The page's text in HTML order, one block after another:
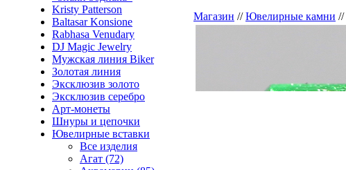
Kristy Patterson
Baltasar Konsione
Rabhasa Venudary
DJ Magic Jewelry
Мужская линия Biker
Золотая линия
Эксклюзив золото
Эксклюзив серебро
Арт-монеты
Шнуры и цепочки
Ювелирные вставки
Все изделия
Агат (72)
Магазин //Ювелирные камни //